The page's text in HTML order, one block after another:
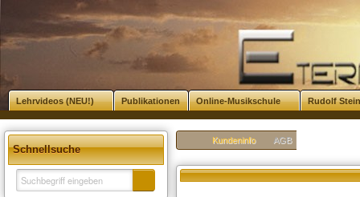
Lehrvideos (NEU!) Publikationen Online-Musikschule Rudolf
Schnellsuche
Kundeninfo AGB